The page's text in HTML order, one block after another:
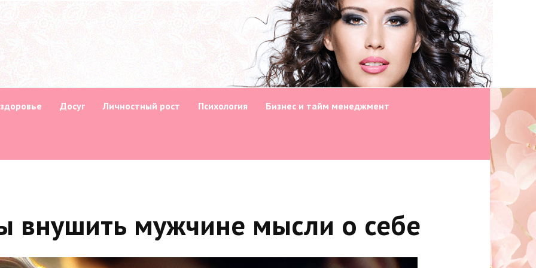
Досуг Личностный рост Психология Бизнес и тайм менеджмент
внушить мужчине мысли о себе